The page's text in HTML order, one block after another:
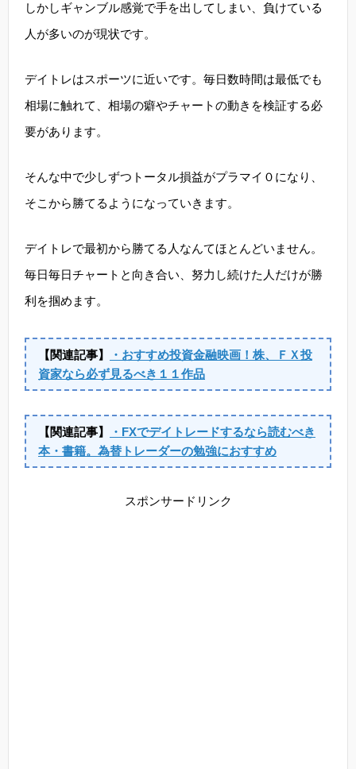
しかしギャンブル感覚で手を出してしまい、負けている
人が多いのが現状です。
デイトレはスポーツに近いです。毎日数時間は最低でも
相場に触れて、相場の癖やチャートの動きを検証する必
要があります。
そんな中で少しずつトータル損益がプラマイ０になり、
そこから勝てるようになっていきます。
デイトレで最初から勝てる人なんてほとんどいません。
毎日毎日チャートと向き合い、努力し続けた人だけが勝
利を掴めます。
【関連記事】
・おすすめ投資金融映画！株、ＦＸ投
資家なら必ず見るべき１１作品
【関連記事】
・FXでデイトレードするなら読むべき
本・書籍。為替トレーダーの勉強におすすめ
スポンサードリンク